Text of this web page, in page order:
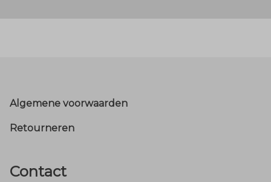
Footer
Algemene voorwaarden
Retourneren
Contact